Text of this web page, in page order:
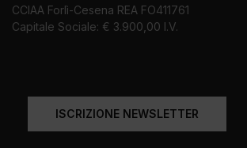
CCIAA Forlì-Cesena REA FO411761
Capitale Sociale: € 3.900,00 I.V.
ISCRIZIONE NEWSLETTER